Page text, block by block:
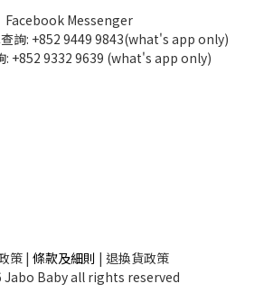
Facebook Messenger
詢: +852 9449 9843(what's app only)
: +852 9332 9639 (what's app only)
策 | 條款及細則 | 退換貨政策
Baby all rights reserved